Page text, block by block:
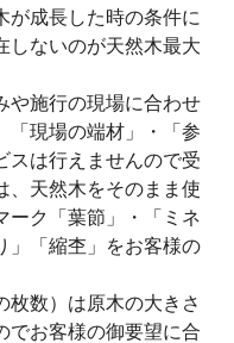
が成長した時の条件に
しないのが天然木最大
や施行の現場に合わせ
「現場の端材」・「参
スは行えませんので受
、天然木をそのまま使
ーク「葉節」・「ミネ
」「縮杢」をお客様の
枚数）は原木の大きさ
でお客様の御要望に合